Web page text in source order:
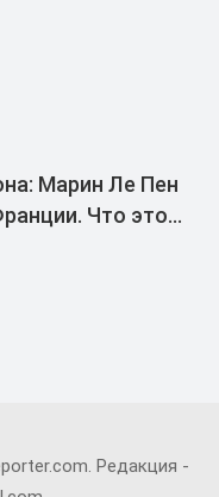
Марин Ле Пен
Что это
. Редакция -